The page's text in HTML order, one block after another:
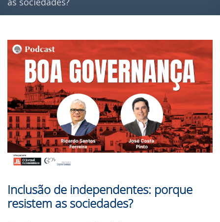
Inclusão de independentes: porque
resistem as sociedades?